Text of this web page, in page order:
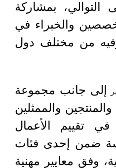
بمشاركة
والخبراء في
من مختلف دول
إلى جانب مجموعة
والممثلين
في تقييم الأعمال
ضمن إحدى فئات
وفق معايير مهنية